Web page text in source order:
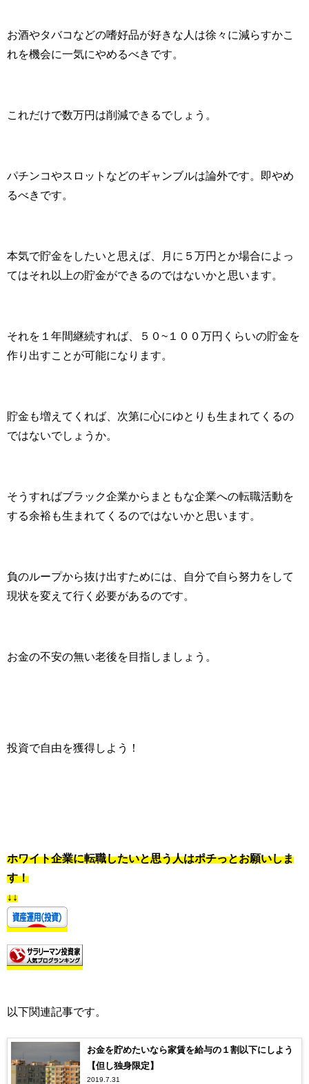
お酒やタバコなどの嗜好品が好きな人は徐々に減らすかこ
れを機会に一気にやめるべきです。
これだけで数万円は削減できるでしょう。
パチンコやスロットなどのギャンブルは論外です。即やめ
るべきです。
本気で貯金をしたいと思えば、月に５万円とか場合によっ
てはそれ以上の貯金ができるのではないかと思います。
それを１年間継続すれば、５０~１００万円くらいの貯金を
作り出すことが可能になります。
貯金も増えてくれば、次第に心にゆとりも生まれてくるの
ではないでしょうか。
そうすればブラック企業からまともな企業への転職活動を
する余裕も生まれてくるのではないかと思います。
負のループから抜け出すためには、自分で自ら努力をして
現状を変えて行く必要があるのです。
お金の不安の無い老後を目指しましょう。
投資で自由を獲得しよう！
ホワイト企業に転職したいと思う人はポチっとお願いしま
す！
↓↓
以下関連記事です。
お金を貯めたいなら家賃を給与の１割以下にしよう
【但し独身限定】
2019.7.31